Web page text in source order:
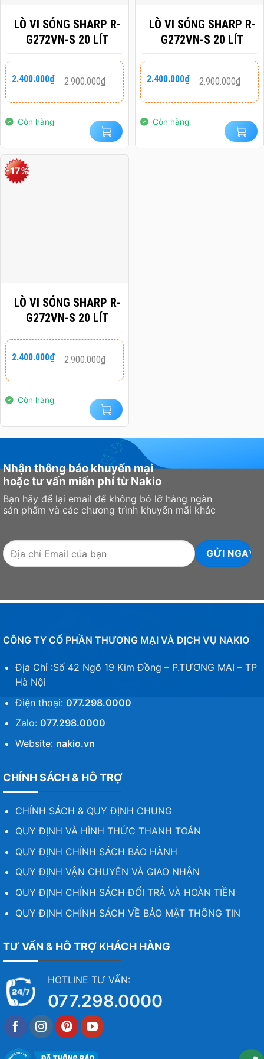
LÒ VI SÓNG SHARP R-
G272VN-S 20 LÍT
2.900.000₫
Giá
gốc
2.900.000₫.
2.400.000₫
Giá
hiện
là:
Còn hàng
LÒ VI SÓNG SHARP R-
G272VN-S 20 LÍT
2.900.000₫
Giá
gốc
2.900.000₫.
2.400.000₫
Giá
hiện
là:
Còn hàng
-17%
LÒ VI SÓNG SHARP R-
G272VN-S 20 LÍT
2.900.000₫
gốc
2.900.000₫.
2.400.000₫
hiện
là:
Còn hàng
Nhận thông báo khuyến mại
hoặc tư vấn miến phí từ Nakio
Bạn hãy để lại email để không bỏ lỡ hàng ngàn
sản phẩm và các chương trình khuyến mãi khác
CÔNG TY CỔ PHẦN THƯƠNG MẠI VÀ DỊCH VỤ NAKIO
Địa Chỉ :Số 42 Ngõ 19 Kim Đồng – P.TƯƠNG MAI – TP
Hà Nội
Điện thoại: 077.298.0000
Zalo: 077.298.0000
Website: nakio.vn
CHÍNH SÁCH & HỖ TRỢ
CHÍNH SÁCH & QUY ĐỊNH CHUNG
QUY ĐỊNH VÀ HÌNH THỨC THANH TOÁN
QUY ĐỊNH CHÍNH SÁCH BẢO HÀNH
QUY ĐỊNH VẬN CHUYỄN VÀ GIAO NHẬN
QUY ĐỊNH CHÍNH SÁCH ĐỔI TRẢ VÀ HOÀN TIỀN
QUY ĐỊNH CHÍNH SÁCH VỀ BẢO MẬT THÔNG TIN
TƯ VẤN & HỖ TRỢ KHÁCH HÀNG
HOTLINE TƯ VẤN:
077.298.0000